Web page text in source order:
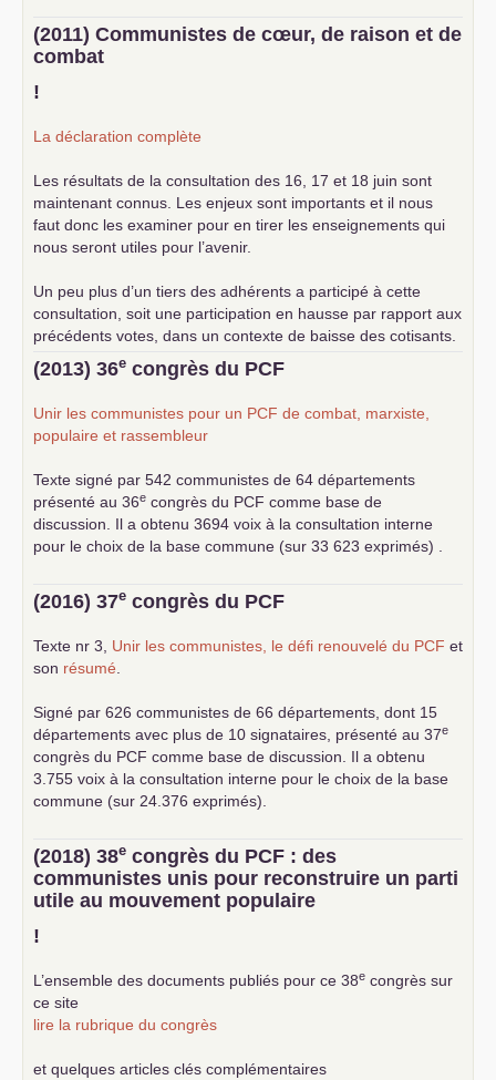
(2011) Communistes de cœur, de raison et de
combat
!
La déclaration complète
Les résultats de la consultation des 16, 17 et 18 juin sont
maintenant connus. Les enjeux sont importants et il nous
faut donc les examiner pour en tirer les enseignements qui
nous seront utiles pour l’avenir.
Un peu plus d’un tiers des adhérents a participé à cette
consultation, soit une participation en hausse par rapport aux
précédents votes, dans un contexte de baisse des cotisants.
... lire la suite
(2013) 36e congrès du PCF
Unir les communistes pour un PCF de combat, marxiste,
populaire et rassembleur
Texte signé par 542 communistes de 64 départements
présenté au 36e congrès du PCF comme base de
discussion. Il a obtenu 3694 voix à la consultation interne
pour le choix de la base commune (sur 33 623 exprimés) .
(2016) 37e congrès du PCF
Texte nr 3, Unir les communistes, le défi renouvelé du PCF et
son résumé
Signé par 626 communistes de 66 départements, dont 15
départements avec plus de 10 signataires, présenté au 37e
congrès du PCF comme base de discussion. Il a obtenu
3.755 voix à la consultation interne pour le choix de la base
commune (sur 24.376 exprimés).
(2018) 38e congrès du PCF : des
communistes unis pour reconstruire un parti
utile au mouvement populaire
!
L’ensemble des documents publiés pour ce 38e congrès sur
ce site
lire la rubrique du congrès
et quelques articles clés complémentaires